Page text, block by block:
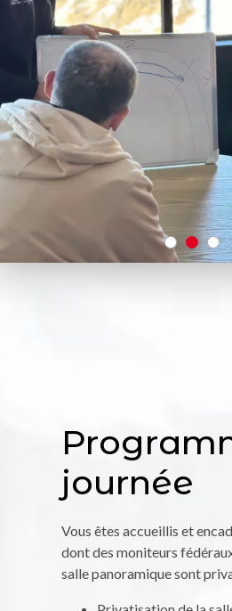
journée
Vous êtes accueillis et
dont des moniteurs
salle panoramique sont